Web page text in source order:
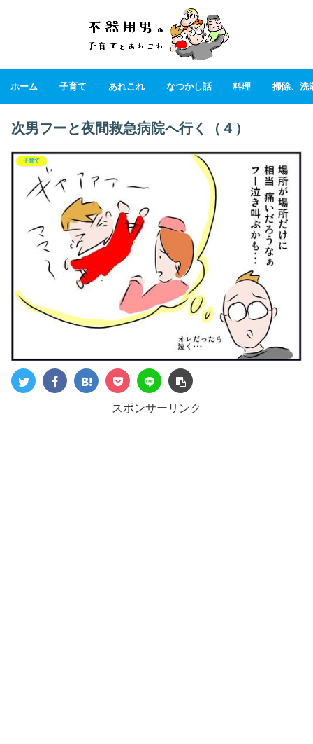
ホーム 子育て あれこれ なつかし話 料理 掃除、洗
次男フーと夜間救急病院へ行く（４）
子育て
スポンサーリンク